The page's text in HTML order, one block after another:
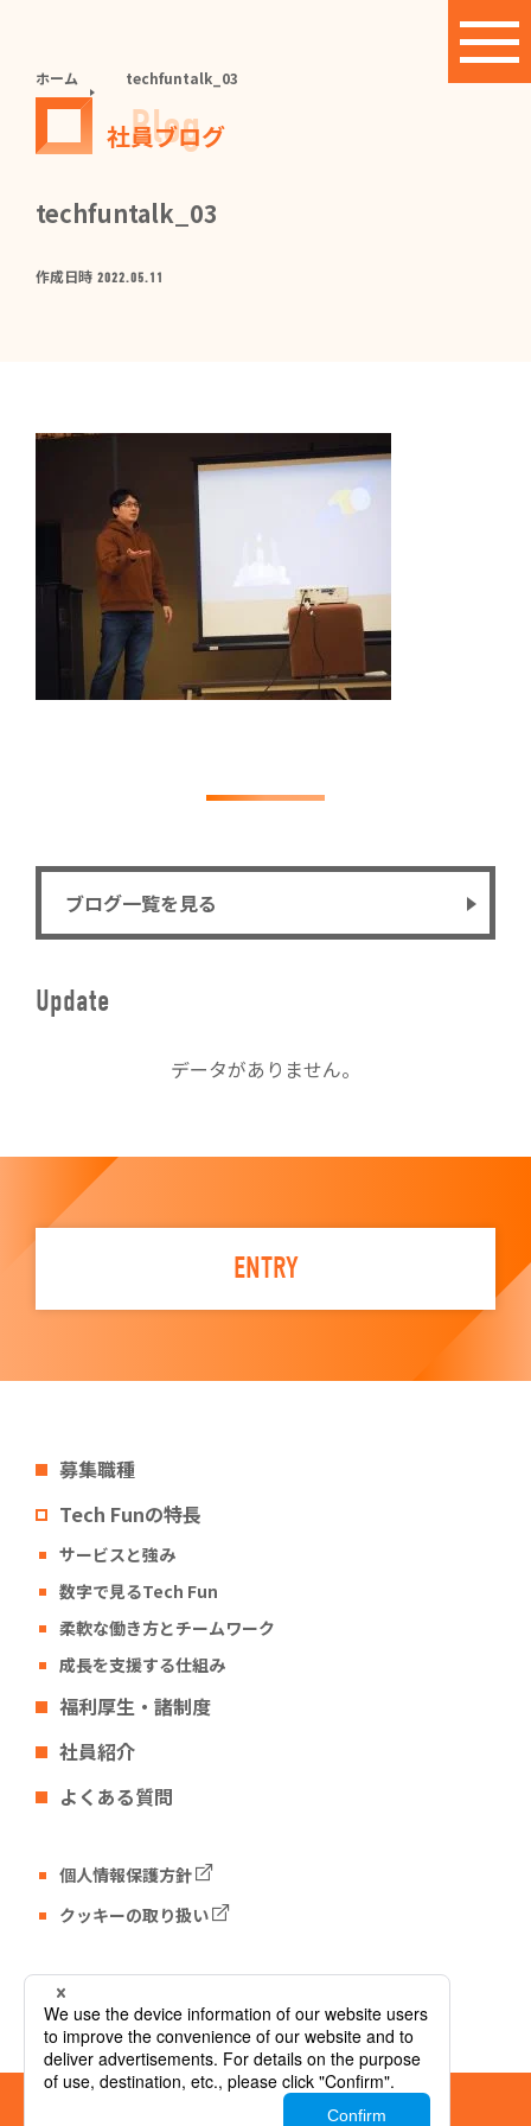
ホーム techfuntalk_03
Blog
社員ブログ
techfuntalk_03
作成日時 2022.05.11
ブログ一覧を見る
Update
データがありません。
ENTRY
募集職種
Tech Funの特長
サービスと強み
数字で見るTech Fun
柔軟な働き方とチームワーク
成長を支援する仕組み
福利厚生・諸制度
社員紹介
よくある質問
個人情報保護方針
クッキーの取り扱い
Tech Fun コーポレートサイト